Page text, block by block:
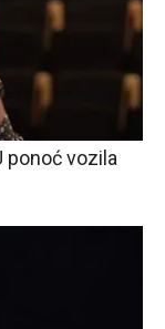
ponoć vozila